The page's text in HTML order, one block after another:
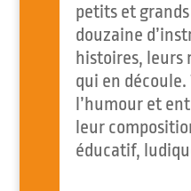
petits et
douzaine
histoires, leurs
qui en découle.
l’humour et
leur
éducatif,